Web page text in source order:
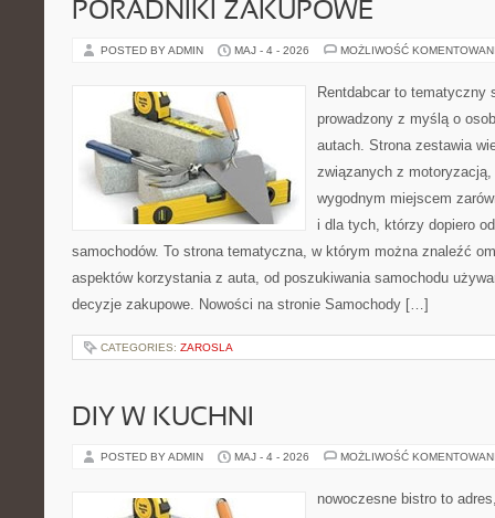
PORADNIKI ZAKUPOWE
POSTED BY ADMIN MAJ - 4 - 2026 MOŻLIWOŚĆ
Rentdabcar to tematyczny
prowadzony z myślą o
autach. Strona zestawia
związanych z
wygodnym miejscem
i dla tych, którzy dopiero
samochodów. To strona tematyczna, w którym można znaleźć
aspektów korzystania z auta, od poszukiwania samochodu
decyzje zakupowe. Nowości na stronie Samochody […]
CATEGORIES: ZAROSLA
DIY W KUCHNI
POSTED BY ADMIN MAJ - 4 - 2026 MOŻLIWOŚĆ
nowoczesne bistro to